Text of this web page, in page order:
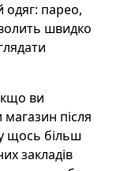
парео,
швидко
ви
магазин після
щось більш
закладів